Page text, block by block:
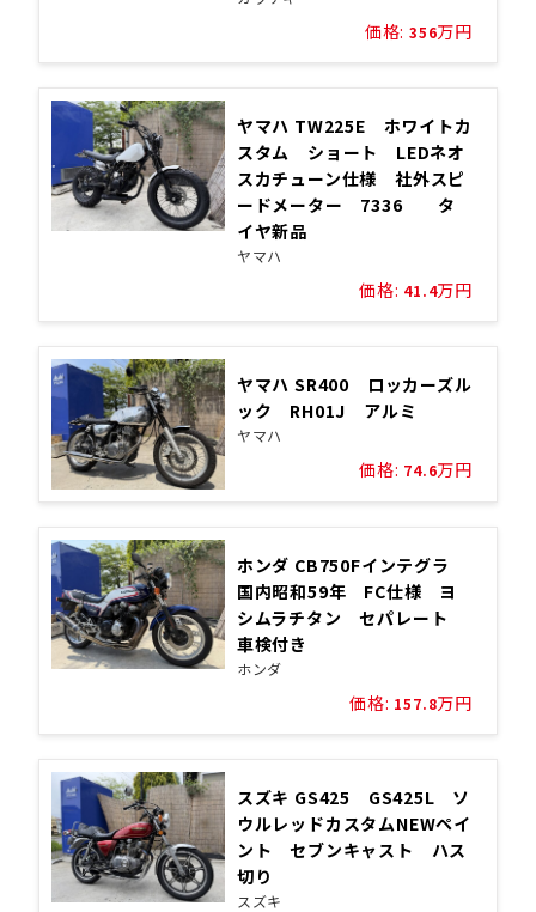
価格: 356万円
ヤマハ TW225E ホワイトカ
スタム ショート LEDネオ
スカチューン仕様 社外スピ
ードメーター 7336 タ
イヤ新品
ヤマハ
価格: 41.4万円
ヤマハ SR400 ロッカーズル
ック RH01J アルミ
ヤマハ
価格: 74.6万円
ホンダ CB750Fインテグラ
国内昭和59年 FC仕様 ヨ
シムラチタン セパレート
車検付き
ホンダ
価格: 157.8万円
スズキ GS425 GS425L ソ
ウルレッドカスタムNEWペイ
ント セブンキャスト ハス
切り
スズキ